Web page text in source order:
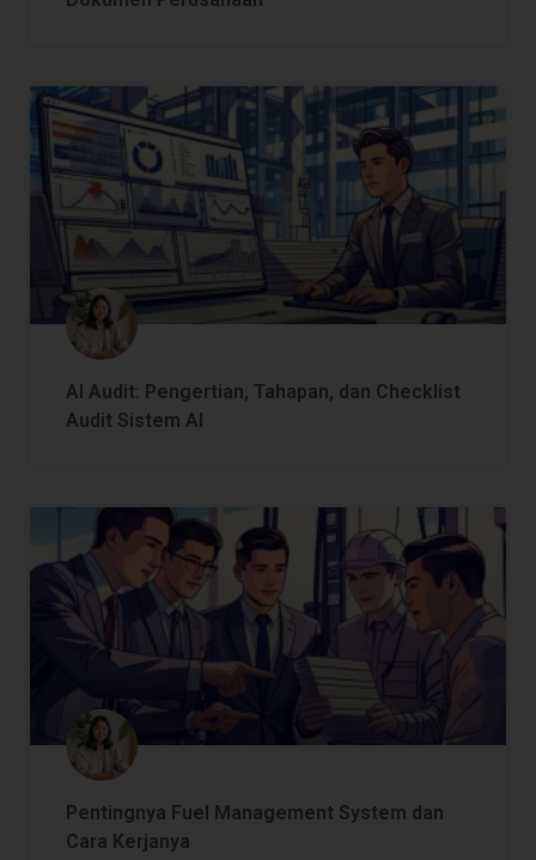
AI Audit: Pengertian, Tahapan, dan Checklist
Audit Sistem AI
Pentingnya Fuel Management System dan
Cara Kerjanya